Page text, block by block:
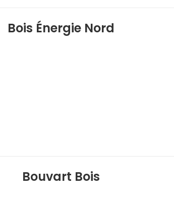
Bois Énergie Nord
Bouvart Bois